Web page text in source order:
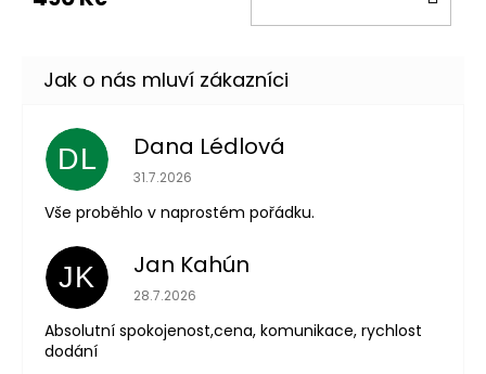
DL Dana Lédlová
Hodnocení obchodu je 5 z 5 hvězdiček.
31.7.2026
Vše proběhlo v naprostém pořádku.
JK Jan Kahún
Hodnocení obchodu je 5 z 5 hvězdiček.
28.7.2026
Absolutní spokojenost,cena, komunikace, rychlost
dodání